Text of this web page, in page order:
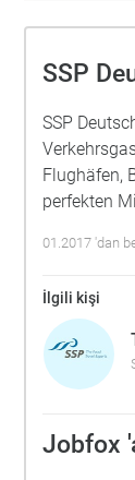
SSP
SSP
Flughäfen,
perfekten
01.2017 'dan
İlgili kişi
Jobfox